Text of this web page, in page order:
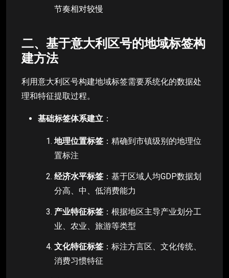
节奏相对较慢
二、基于意大利区号的地域标签构
建方法
利用意大利区号构建地域标签需要系统化的数据处
理和特征提取过程。
基础标签体系建立 ：
地理位置标签 ：精确到市镇级别的地理位
置标注
经济水平标签 ：基于区域人均GDP数据划
分高、中、低消费能力
产业特征标签 ：根据地区主导产业划分工
业、农业、旅游等类型
文化特征标签 ：标注方言区、文化传统、
消费习惯特征